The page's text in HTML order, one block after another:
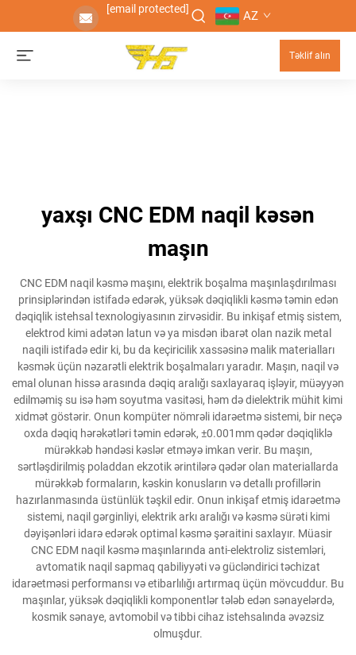
[email protected] AZ
Təklif alın
yaxşı CNC EDM naqil kəsən
maşın
CNC EDM naqil kəsmə maşını, elektrik boşalma maşınlaşdırılması
prinsiplərindən istifadə edərək, yüksək dəqiqlikli kəsmə təmin edən
dəqiqlik istehsal texnologiyasının zirvəsidir. Bu inkişaf etmiş sistem,
elektrod kimi adətən latun və ya misdən ibarət olan nazik metal
naqili istifadə edir ki, bu da keçiricilik xassəsinə malik materialları
kəsmək üçün nəzarətli elektrik boşalmaları yaradır. Maşın, naqil və
emal olunan hissə arasında dəqiq aralığı saxlayaraq işləyir, müəyyən
edilməmiş su isə həm soyutma vasitəsi, həm də dielektrik mühit kimi
xidmət göstərir. Onun kompüter nömrəli idarəetmə sistemi, bir neçə
oxda dəqiq hərəkətləri təmin edərək, ±0.001mm qədər dəqiqliklə
mürəkkəb həndəsi kəslər etməyə imkan verir. Bu maşın,
sərtləşdirilmiş poladdan ekzotik ərintilərə qədər olan materiallarda
mürəkkəb formaların, kəskin konusların və detallı profillərin
hazırlanmasında üstünlük təşkil edir. Onun inkişaf etmiş idarəetmə
sistemi, naqil gərginliyi, elektrik arkı aralığı və kəsmə sürəti kimi
dəyişənləri idarə edərək optimal kəsmə şəraitini saxlayır. Müasir
CNC EDM naqil kəsmə maşınlarında anti-elektroliz sistemləri,
avtomatik naqil sapmaq qabiliyyəti və gücləndirici təchizat
idarəetməsi performansı və etibarlılığı artırmaq üçün mövcuddur. Bu
maşınlar, yüksək dəqiqlikli komponentlər tələb edən sənayelərdə,
kosmik sənaye, avtomobil və tibbi cihaz istehsalında əvəzsiz
olmuşdur.